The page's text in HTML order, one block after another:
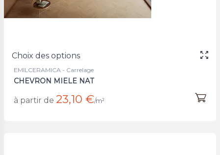
Choix des options
EMILCERAMICA - Carrelage
CHEVRON MIELE NAT
à partir de 23,10 €/m²